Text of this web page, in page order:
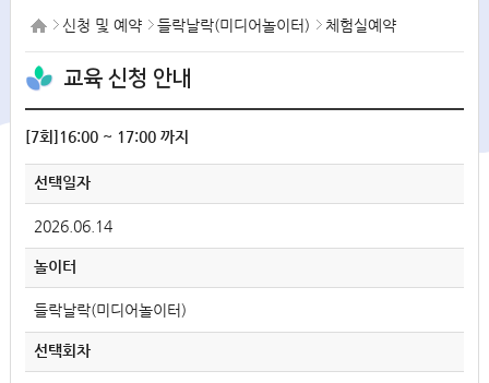
신청 및 예약 들락날락(미디어놀이터) 체험실예약
교육 신청 안내
[7회]16:00 ~ 17:00 까지
선택일자
2026.06.14
놀이터
들락날락(미디어놀이터)
선택회차